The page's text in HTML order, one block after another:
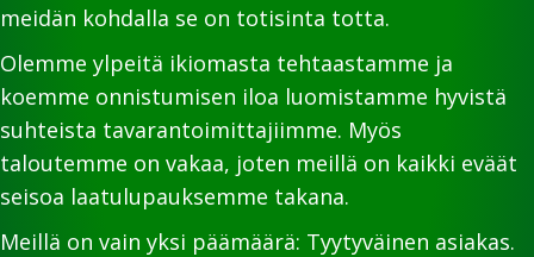
meidän kohdalla se on totisinta totta.
Olemme ylpeitä ikiomasta tehtaastamme ja
koemme onnistumisen iloa luomistamme hyvistä
suhteista tavarantoimittajiimme. Myös
taloutemme on vakaa, joten meillä on kaikki eväät
seisoa laatulupauksemme takana.
Meillä on vain yksi päämäärä: Tyytyväinen asiakas.